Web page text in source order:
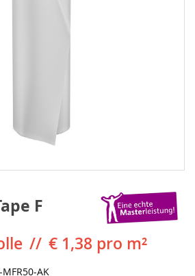
F
€ 1,38 pro m²
MFR50-AK